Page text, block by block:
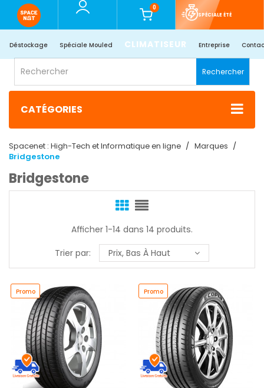
0
SPÉCIALE ÉTÉ
Déstockage Spéciale Mouled CLIMATISEUR Entreprise
Rechercher
CATÉGORIES
Spacenet : High-Tech et Informatique en ligne
Marques
Bridgestone
Bridgestone
Afficher 1-14 dans 14 produits.
Trier par:
Prix, Bas À Haut
Promo Promo